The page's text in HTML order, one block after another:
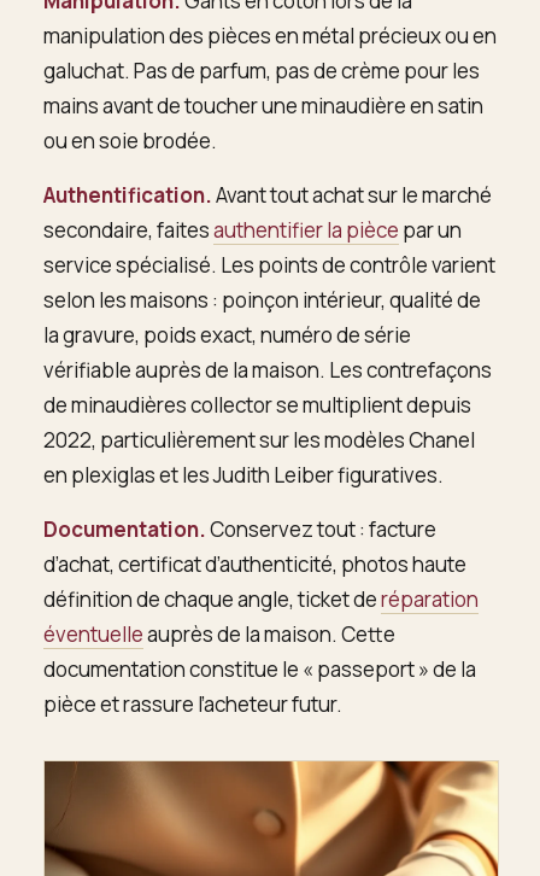
manipulation des pièces en métal précieux ou en
galuchat. Pas de parfum, pas de crème pour les
mains avant de toucher une minaudière en satin
ou en soie brodée.
Authentification.Avant tout achat sur le marché
secondaire, faitesauthentifier la pièce par un
service spécialisé. Les points de contrôle varient
selon les maisons : poinçon intérieur, qualité de
la gravure, poids exact, numéro de série
vérifiable auprès de la maison. Les contrefaçons
de minaudières collector se multiplient depuis
2022, particulièrement sur les modèles Chanel
en plexiglas et les Judith Leiber figuratives.
Documentation.Conservez tout : facture
d’achat, certificat d’authenticité, photos haute
définition de chaque angle, ticket deréparation
éventuelleauprès de la maison. Cette
documentation constitue le « passeport » de la
pièce et rassure l’acheteur futur.